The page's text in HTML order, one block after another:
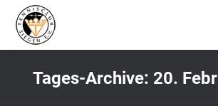
Tages-Archive: 20.